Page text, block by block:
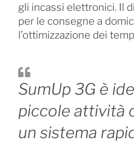
gli incassi elettronici. Il
per le consegne a
l’ottimizzazione dei
SumUp 3G è
piccole attività
un sistema